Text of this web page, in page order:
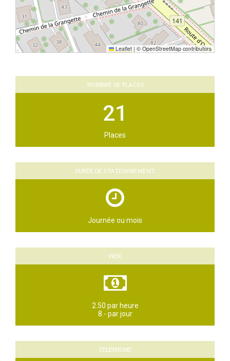
Leaflet | © OpenStreetMap contributors
NOMBRE DE PLACES
21
Places
DURÉE DE STATIONNEMENT
Journée ou mois
PRIX
2.50 par heure
8.- par jour
TÉLÉPHONE